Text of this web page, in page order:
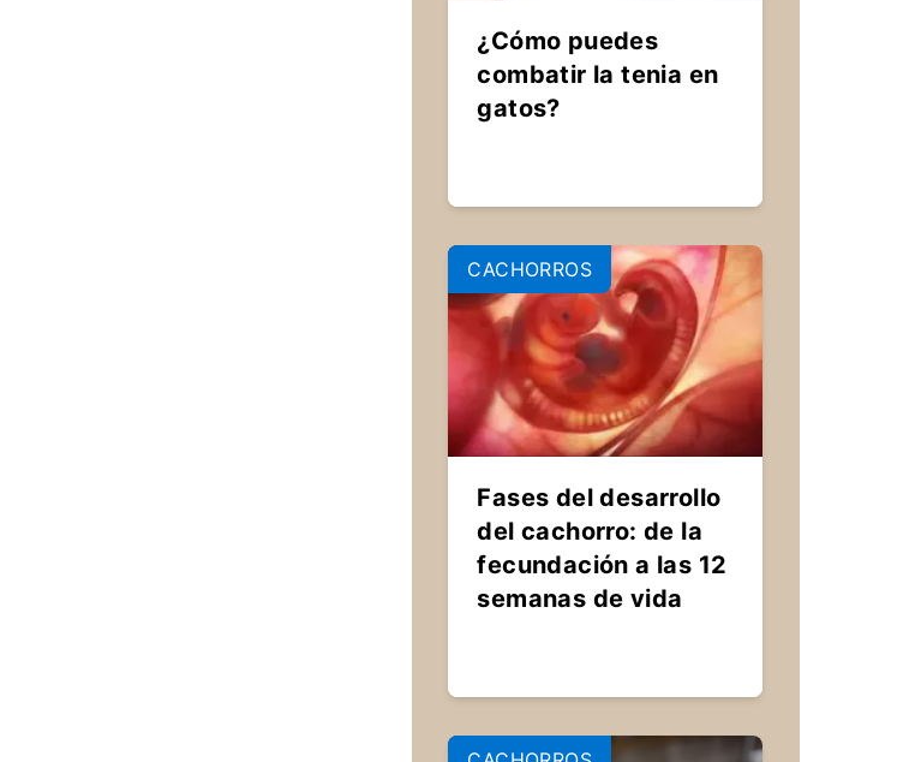
¿Cómo puedes
combatir la tenia en
gatos?
CACHORROS
Fases del desarrollo
del cachorro: de la
fecundación a las 12
semanas de vida